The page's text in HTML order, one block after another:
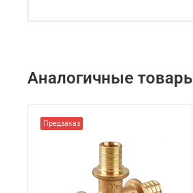
Аналогичные
Предзаказ